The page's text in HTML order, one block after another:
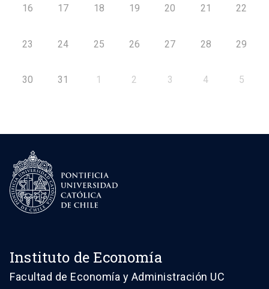
16 17 18 19 20 21 22
23 24 25 26 27 28 29
30 31 1 2 3 4 5
Instituto de Economía
Facultad de Economía y Administración UC